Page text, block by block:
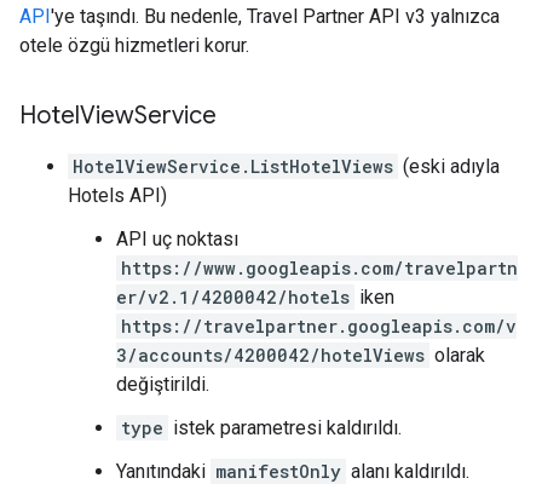
API'ye taşındı. Bu nedenle, Travel Partner API v3 yalnızca
otele özgü hizmetleri korur.
HotelViewService
HotelViewService.ListHotelViews (eski adıyla
Hotels API)
API uç noktası
https://www.googleapis.com/travelpartn
er/v2.1/4200042/hotels iken
https://travelpartner.googleapis.com/v
3/accounts/4200042/hotelViews olarak
değiştirildi.
type istek parametresi kaldırıldı.
Yanıtındaki manifestOnly alanı kaldırıldı.